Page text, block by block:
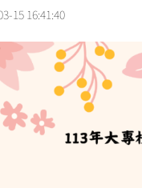
15 16:41:40